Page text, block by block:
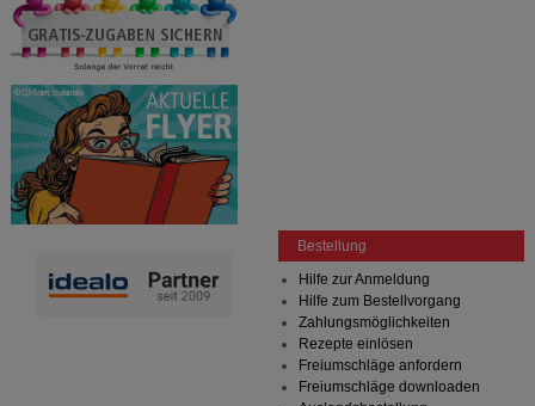
Bestellung
Hilfe zur Anmeldung
Hilfe zum Bestellvorgang
Zahlungsmöglichkeiten
Rezepte einlösen
Freiumschläge anfordern
Freiumschläge downloaden